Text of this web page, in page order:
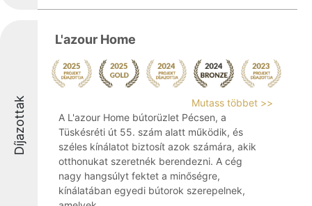
Díjazottak
L'azour Home
Mutass többet >>
A L'azour Home bútorüzlet Pécsen, a
Tüskésréti út 55. szám alatt működik, és
széles kínálatot biztosít azok számára, akik
otthonukat szeretnék berendezni. A cég
nagy hangsúlyt fektet a minőségre,
kínálatában egyedi bútorok szerepelnek,